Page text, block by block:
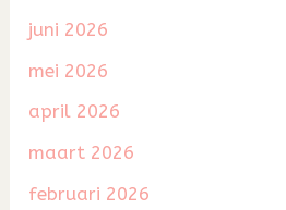
juni 2026
mei 2026
april 2026
maart 2026
februari 2026